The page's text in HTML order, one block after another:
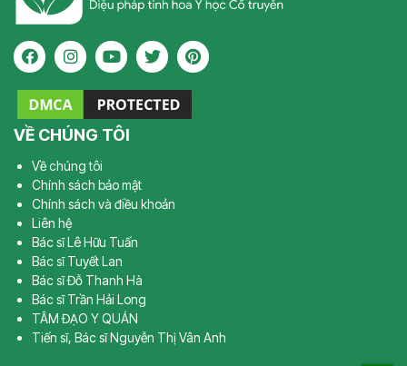
VỀ CHÚNG TÔI
Về chúng tôi
Chính sách bảo mật
Chính sách và điều khoản
Liên hệ
Bác sĩ Lê Hữu Tuấn
Bác sĩ Tuyết Lan
Bác sĩ Đỗ Thanh Hà
Bác sĩ Trần Hải Long
TÂM ĐẠO Y QUÁN
Tiến sĩ, Bác sĩ Nguyễn Thị Vân Anh